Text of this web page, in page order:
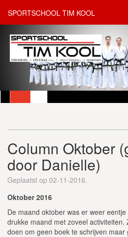
SPORTSCHOOL TIM KOOL
HOME
INFORMATIE
LESAANBOD
ROOSTER
KINDERFEESTJES
WEBSHOP
SCHRIJF JE NU IN!
CONTACT
Column Oktober
door Danielle)
Geplaatst op 02-11-2016.
Oktober 2016
De maand oktober was er weer
drukke maand met zoveel activiteiten.
doen om geen boek te schrijven maar